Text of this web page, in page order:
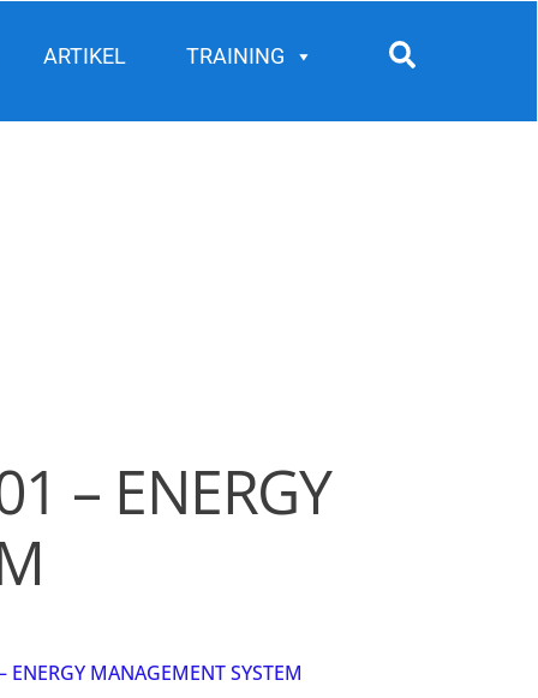
ARTIKEL TRAINING
– ENERGY
MANAGEMENT SYSTEM